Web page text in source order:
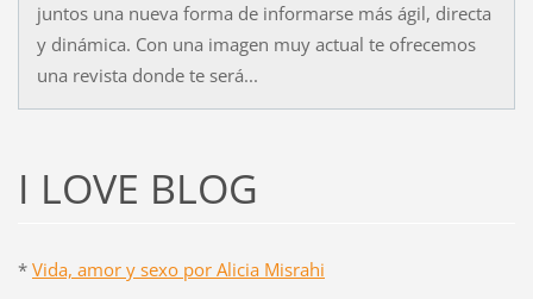
juntos una nueva forma de informarse más ágil, directa
y dinámica. Con una imagen muy actual te ofrecemos
una revista donde te será...
I LOVE BLOG
* Vida, amor y sexo por Alicia Misrahi